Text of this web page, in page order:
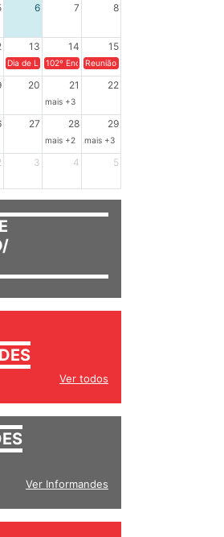
6 7 8
13 14 15
Dia de Luta em Defesa de Cuba e da Soberania dos
102º Encontro da Regional Leste, “Em terra
Reunião GTPE.
20 21 22
mais +3
27 28 29
mais +2 mais +3
3 4 5
Ver todos
Ver Informandes